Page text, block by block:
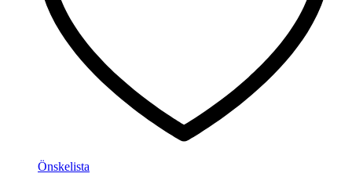
Önskelista